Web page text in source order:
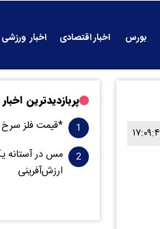
بورس اخبار اقتصادی
اخبار ورزشی
پربازدیدترین اخبار
*قیمت فلز سرخ از ۱۴هزار دلار در هر تن
مس در آستانه
ارزش‌آفرینی